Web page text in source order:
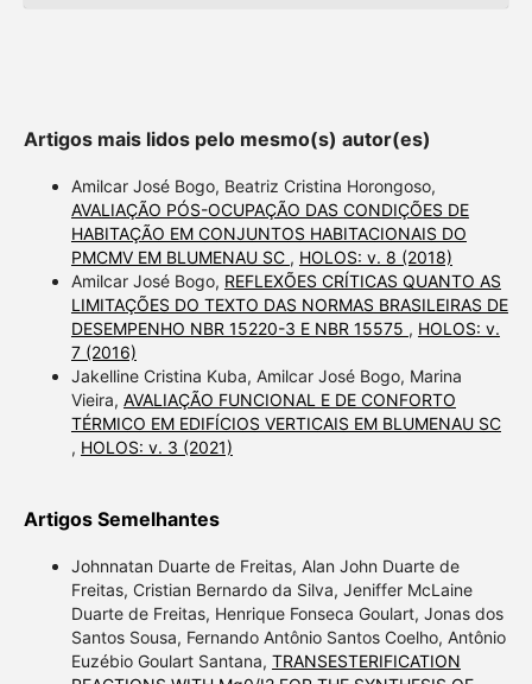
Artigos mais lidos pelo mesmo(s) autor(es)
Amilcar José Bogo, Beatriz Cristina Horongoso,
AVALIAÇÃO PÓS-OCUPAÇÃO DAS CONDIÇÕES DE
HABITAÇÃO EM CONJUNTOS HABITACIONAIS DO
PMCMV EM BLUMENAU SC , HOLOS: v. 8 (2018)
Amilcar José Bogo, REFLEXÕES CRÍTICAS QUANTO AS
LIMITAÇÕES DO TEXTO DAS NORMAS BRASILEIRAS DE
DESEMPENHO NBR 15220-3 E NBR 15575 , HOLOS: v.
7 (2016)
Jakelline Cristina Kuba, Amilcar José Bogo, Marina
Vieira, AVALIAÇÃO FUNCIONAL E DE CONFORTO
TÉRMICO EM EDIFÍCIOS VERTICAIS EM BLUMENAU SC
, HOLOS: v. 3 (2021)
Artigos Semelhantes
Johnnatan Duarte de Freitas, Alan John Duarte de
Freitas, Cristian Bernardo da Silva, Jeniffer McLaine
Duarte de Freitas, Henrique Fonseca Goulart, Jonas dos
Santos Sousa, Fernando Antônio Santos Coelho, Antônio
Euzébio Goulart Santana, TRANSESTERIFICATION